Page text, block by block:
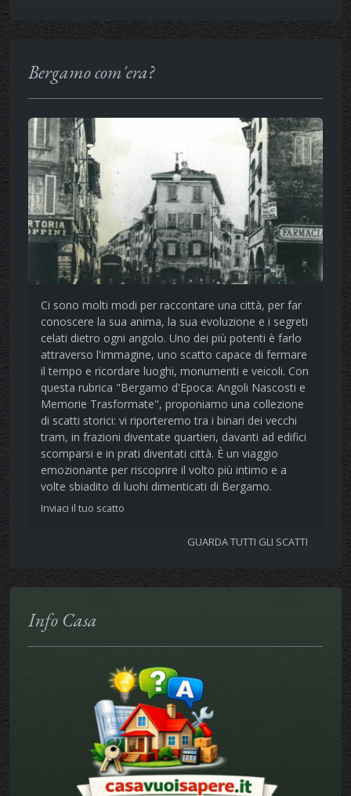
Bergamo com'era?
Ci sono molti modi per raccontare una città, per far
conoscere la sua anima, la sua evoluzione e i segreti
celati dietro ogni angolo. Uno dei più potenti è farlo
attraverso l'immagine, uno scatto capace di fermare
il tempo e ricordare luoghi, monumenti e veicoli. Con
questa rubrica "Bergamo d'Epoca: Angoli Nascosti e
Memorie Trasformate", proponiamo una collezione
di scatti storici: vi riporteremo tra i binari dei vecchi
tram, in frazioni diventate quartieri, davanti ad edifici
scomparsi e in prati diventati città. È un viaggio
emozionante per riscoprire il volto più intimo e a
volte sbiadito di luohi dimenticati di Bergamo.
Inviaci il tuo scatto
GUARDA TUTTI GLI SCATTI
Info Casa